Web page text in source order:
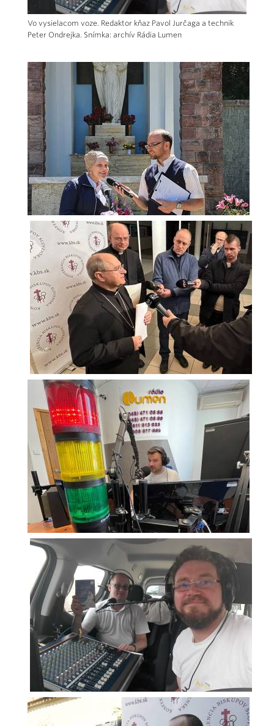
Vo vysielacom voze. Redaktor kňaz Pavol Jurčaga a technik
Peter Ondrejka. Snímka: archív Rádia Lumen